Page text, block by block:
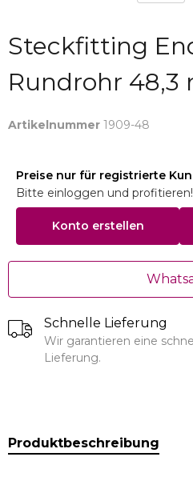
Steckfitting
Rundrohr 48,3
Artikelnummer 1909-48
Preise nur für registrierte
Bitte einloggen und profitieren!
Konto erstellen
Schnelle Lieferung
Wir garantieren eine
Lieferung.
Produktbeschreibung